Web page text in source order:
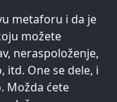
metaforu i da je
možete
neraspoloženje,
itd. One se dele, i
Možda ćete